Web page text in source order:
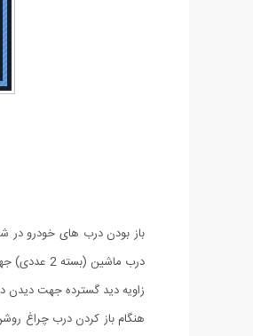
باز بودن درب های خودرو در
درب
زاویه دید گسترده جهت دیدن
هنگام باز کردن درب چراغ